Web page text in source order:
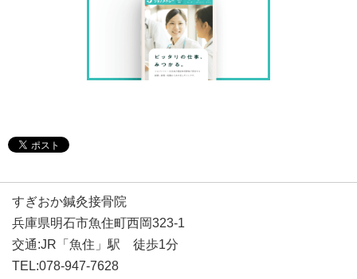
すぎおか鍼灸接骨院
兵庫県明石市魚住町西岡323-1
交通:JR「魚住」駅 徒歩1分
TEL:078-947-7628